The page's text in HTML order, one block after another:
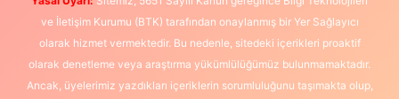
ve İletişim Kurumu (BTK) tarafından onaylanmış bir Yer Sağlayıcı
olarak hizmet vermektedir. Bu nedenle, sitedeki içerikleri proaktif
olarak denetleme veya araştırma yükümlülüğümüz bulunmamaktadır.
Ancak, üyelerimiz yazdıkları içeriklerin sorumluluğunu taşımakta olup,